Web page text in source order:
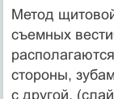
Метод
съемных
стороны,
с другой.